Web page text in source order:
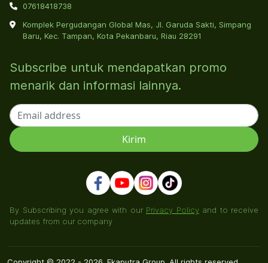
07618418738
Komplek Pergudangan Global Mas, Jl. Garuda Sakti, Simpang
Baru, Kec. Tampan, Kota Pekanbaru, Riau 28291
Subscribe untuk mendapatkan promo
menarik dan informasi lainnya.
By Subscribing you agree with our Privacy Policyand to receive
updates from our company